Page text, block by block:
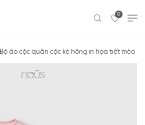
0
Bộ áo cộc quần cộc kẻ hồng in họa tiết mèo